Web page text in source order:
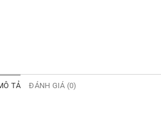
TẢ ĐÁNH GIÁ (0)